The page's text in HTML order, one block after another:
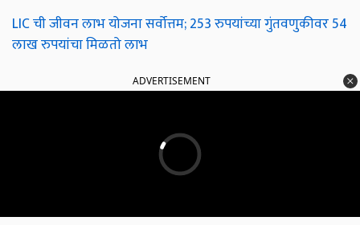
LIC ची जीवन लाभ योजना सर्वोत्तम; 253 रुपयांच्या गुंतवणुकीवर 54
लाख रुपयांचा मिळतो लाभ
ADVERTISEMENT